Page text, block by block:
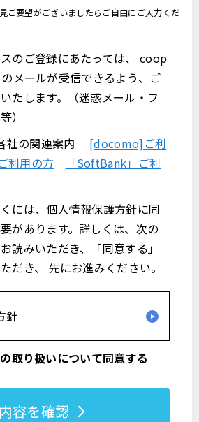
ご要望がございましたらご自由にご入力くだ
のご登録にあたっては、 coop
メールが受信できるよう、ご
たします。（迷惑メール・フ
）
社の関連案内 [docomo]ご利
利用の方
「SoftBank」ご利
には、個人情報保護方針に同
があります。詳しくは、次の
読みいただき、「同意する」
だき、 先にお進みください。
針
取り扱いについて同意する
内容を確認